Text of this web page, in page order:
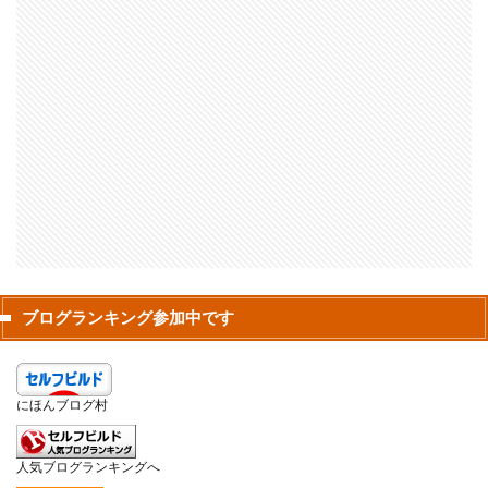
ブログランキング参加中です
にほんブログ村
人気ブログランキングへ